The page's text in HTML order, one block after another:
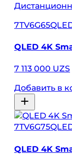
QLED 4K
7 113 000 UZS
Добавить в
QLED 4K